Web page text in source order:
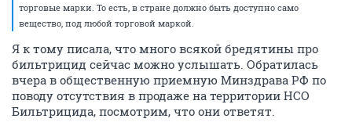
торговые марки. То есть, в стране должно быть доступно само
вещество, под любой торговой маркой.
Я к тому писала, что много всякой бредятины про
бильтрицид сейчас можно услышать. Обратилась
вчера в общественную приемную Минздрава РФ по
поводу отсутствия в продаже на территории НСО
Бильтрицида, посмотрим, что они ответят.